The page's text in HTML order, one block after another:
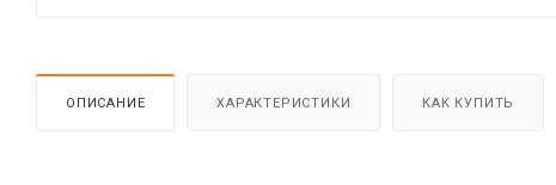
ОПИСАНИЕ ХАРАКТЕРИСТИКИ КАК КУПИТЬ